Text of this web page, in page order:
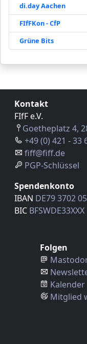
di.day Aachen
FIfFKon - CfP
Grüne Bits
Kontakt
FIfF e.V.
Goetheplatz 4,
+49 (0) 421 - 33
fiff@fiff.de
PGP-Schlüssel
Spendenkonto
IBAN DE79 3702
BIC BFSWDE33XXX
Folgen
Kalender
Mitglied